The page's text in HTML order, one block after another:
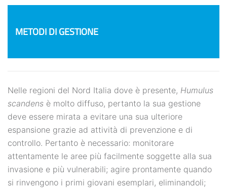
METODI DI GESTIONE
Nelle regioni del Nord Italia dove è presente, Humulus
scandens è molto diffuso, pertanto la sua gestione
deve essere mirata a evitare una sua ulteriore
espansione grazie ad attività di prevenzione e di
controllo. Pertanto è necessario: monitorare
attentamente le aree più facilmente soggette alla sua
invasione e più vulnerabili; agire prontamente quando
si rinvengono i primi giovani esemplari, eliminandoli;